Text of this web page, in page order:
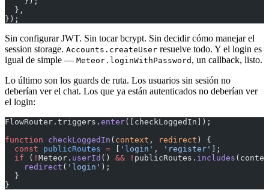
  },
});
Sin configurar JWT. Sin tocar bcrypt. Sin decidir cómo manejar el
session storage. Accounts.createUser resuelve todo. Y el login es
igual de simple — Meteor.loginWithPassword , un callback, listo.
Lo último son los guards de ruta. Los usuarios sin sesión no
deberían ver el chat. Los que ya están autenticados no deberían ver
el login:
FlowRouter.triggers. enter([checkLoggedIn]);
function checkLoggedIn ( context , redirect ) {
  const
publicRoutes = 'login' , 'register'
];
  if
( ! Meteor. userId () && ! publicRoutes. includes
    redirect
( 'login' );
  }
}